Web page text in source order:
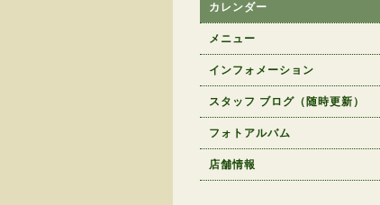
カレンダー
メニュー
インフォメーション
スタッフ ブログ（随時更新）
フォトアルバム
店舗情報